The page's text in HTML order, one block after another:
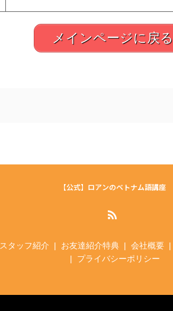
メインページに戻る
【公式】ロアンのベトナム語講座
スタッフ紹介 お友達紹介特典 会社概要
プライバシーポリシー